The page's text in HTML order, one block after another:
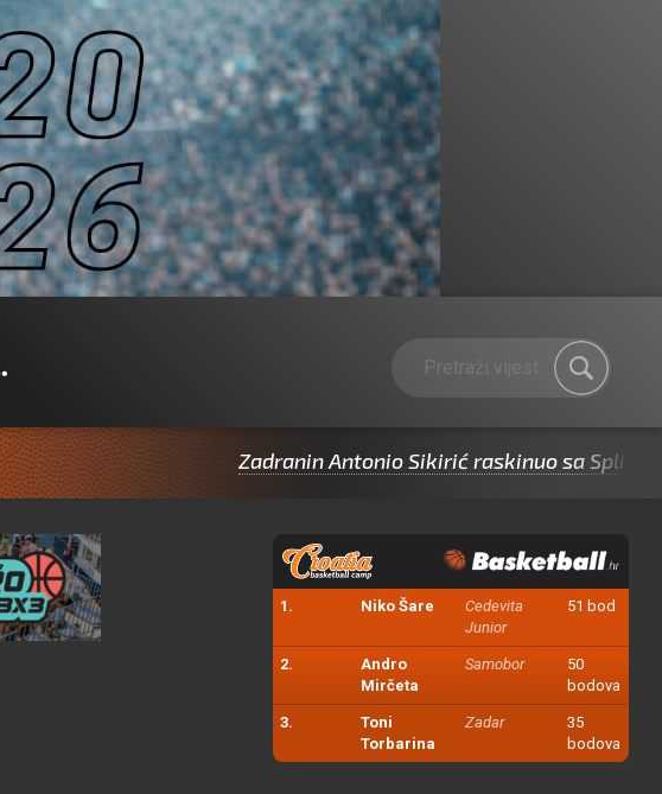
Zadranin Antonio Sikirić raskinuo sa Splitom pa
1. Niko Šare
Cedevita
Junior
51 bod
2.
Andro
Mirčeta
Samobor
50
bodova
3.
Toni
Torbarina
Zadar
35
bodova